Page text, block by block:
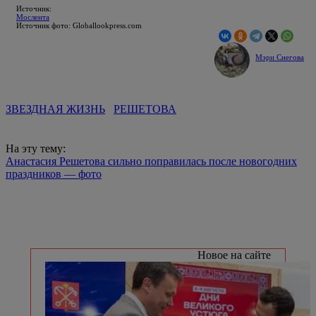
Источник:
Мослента
Источник фото: Globallookpress.com
Мэри Снегова
ЗВЕЗДНАЯ ЖИЗНЬ РЕШЕТОВА
На эту тему:
Анастасия Решетова сильно поправилась после новогодних
праздников — фото
Новое на сайте